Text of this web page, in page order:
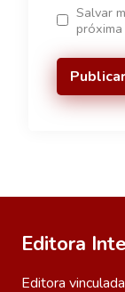
Salvar
Editora
Editora